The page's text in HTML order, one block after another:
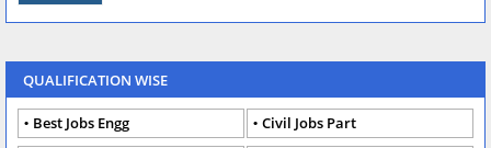
QUALIFICATION WISE
Best Jobs Engg
Civil Jobs Part